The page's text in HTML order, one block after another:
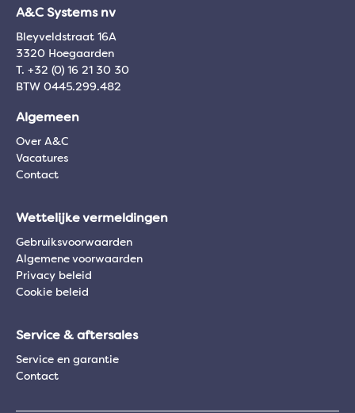
A&C Systems nv
Bleyveldstraat 16A
3320 Hoegaarden
T. +32 (0) 16 21 30 30
BTW 0445.299.482
Algemeen
Over A&C
Vacatures
Contact
Wettelijke vermeldingen
Gebruiksvoorwaarden
Algemene voorwaarden
Privacy beleid
Cookie beleid
Service & aftersales
Service en garantie
Contact